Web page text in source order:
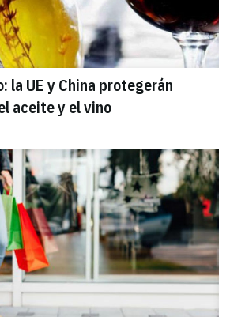
la UE y China protegerán
aceite y el vino